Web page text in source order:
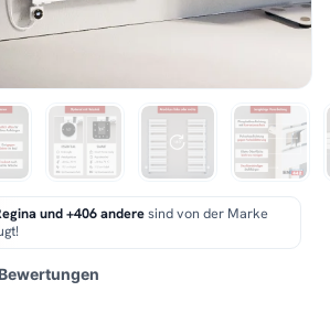
und +406 anderesind von der Marke